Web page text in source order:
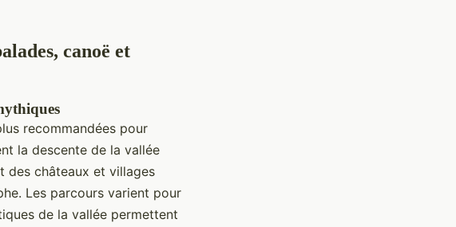
canoë et
recommandées pour
la descente de la vallée
des châteaux et villages
Les parcours varient pour
de la vallée permettent